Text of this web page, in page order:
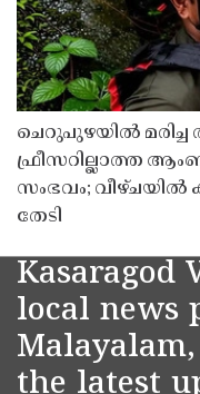
ചെറുപുഴയിൽ
ഫ്രീസറില്ലാത്ത
സംഭവം;
തേടി
Kasaragod
local news
the latest